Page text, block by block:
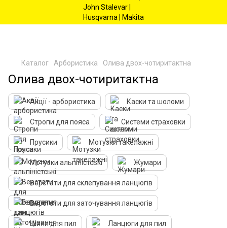
Каталог Арбористика Олива двох-чотиритактна
Олива двох-чотиритактна
Акції - арбористика Каски та шоломи
Стропи для пояса Системи страховки
Прусики Мотузки такелажні
Мотузки альпіністські Жумари
Верстати для склепування ланцюгів
Верстати для заточування ланцюгів
Шини для пил Ланцюги для пил